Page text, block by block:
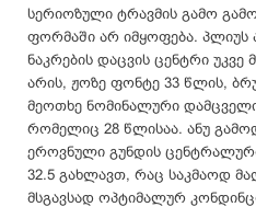
სერიოზული ტრავმის გამო
ფორმაში არ იმყოფება. პლიუს
ნაკრების დაცვის ცენტრი უკვე
არის, ჟოზე ფონტე 33 წლის,
მეოთხე ნომინალური
რომელიც 28 წლისაა. ანუ
ეროვნული გუნდის
32.5 გახლავთ, რაც საკმაოდ
მსგავსად ოპტიმალურ